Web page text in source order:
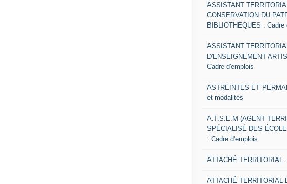
ASSISTANT
CONSERVATION DU
BIBLIOTHÈQUES : Cadre
ASSISTANT
D'ENSEIGNEMENT
Cadre d'emplois
ASTREINTES ET
et modalités
A.T.S.E.M (AGENT
SPÉCIALISÉ DES
: Cadre d'emplois
ATTACHÉ TERRITORIAL
ATTACHÉ TERRITORIAL